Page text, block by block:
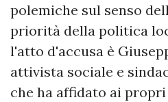
polemiche sul senso
priorità della politica
l'atto d'accusa è
attivista sociale e
che ha affidato ai